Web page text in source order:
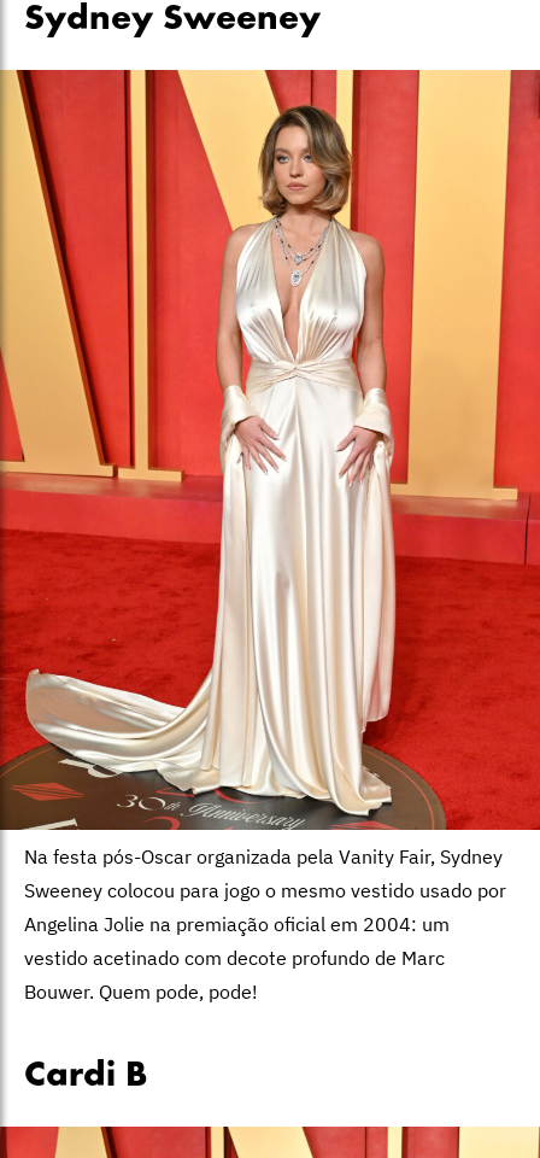
Sydney Sweeney
Na festa pós-Oscar organizada pela Vanity Fair, Sydney
Sweeney colocou para jogo o mesmo vestido usado por
Angelina Jolie na premiação oficial em 2004: um
vestido acetinado com decote profundo de Marc
Bouwer. Quem pode, pode!
Cardi B